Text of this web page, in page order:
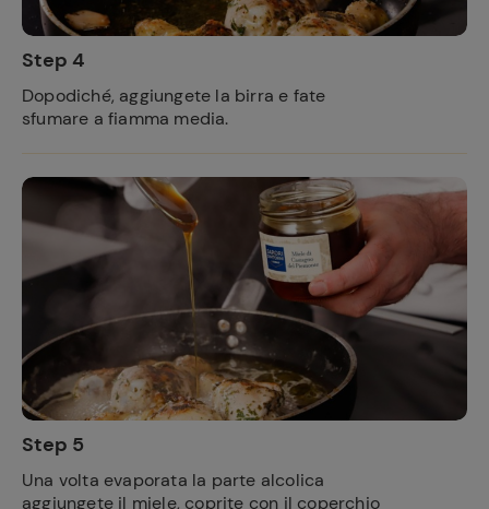
Step 4
Dopodiché, aggiungete la birra e fate
sfumare a fiamma media.
Step 5
Una volta evaporata la parte alcolica
aggiungete il miele, coprite con il coperchio